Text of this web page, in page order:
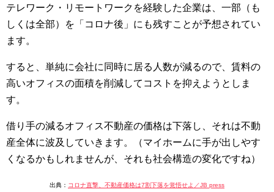
テレワーク・リモートワークを経験した企業は、一部（も
しくは全部）を「コロナ後」にも残すことが予想されてい
ます。
すると、単純に会社に同時に居る人数が減るので、賃料の
高いオフィスの面積を削減してコストを抑えようとしま
す。
借り手の減るオフィス不動産の価格は下落し、それは不動
産全体に波及していきます。（マイホームに手が出しやす
くなるかもしれませんが、それも社会構造の変化ですね）
出典： コロナ直撃、不動産価格は7割下落を覚悟せよ／JB press